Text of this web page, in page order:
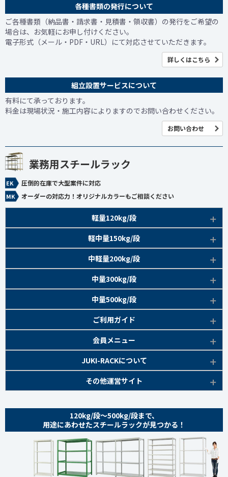
各種書類の発行について
ご各種書類（納品書・請求書・見積書・領収書）の発行をご希望の
場合は、お気軽にお申し付けください。
電子形式（メール・PDF・URL）にて対応させていただきます。
詳しくはこちら
組立設置サービスについて
有料にて承っております。
料金は現場状況・施工内容によりますのでお問い合わせください。
お問い合わせ
業務用スチールラック
圧倒的在庫で大型案件に対応
オーダーの対応力！オリジナルカラーもご相談ください
軽量120kg/段
アイボリー、グレー
EK120kg/段アングルボルト 特長
EK120kg/段アングルセミボルト 特長
新セミボルト 特長
組み立て方
オプション部材
追加棚板セット
スチールパネル
スチールパネル 組み立て方
耐震用金具・その他
軽中量150kg/段
軽中量150kg/段 商品一覧
部材仕様図
金網 ※準備中
スチールパネル ※準備中
耐震用金具・その他
coming soon
中軽量200kg/段
EK200kg/段 商品一覧
部材仕様図
スチールパネル
耐震用金具・その他
ベースキャスター
中量300kg/段
アイボリー・グリーン
EK300kg/段 商品一覧
部材仕様図
金網
スチールパネル
耐震用金具・その他
中量500kg/段
アイボリー・グリーン
EK500kg/段 商品一覧
部材仕様図
オプション部材
追加棚板セット
スチールパネル
ご利用ガイド
検索システムの使い方
ご利用ガイド
各種書類発行
会員メニュー
お気に入り一覧
マイページ
JUKI-RACKについて
サイトマップ
お問い合わせ
プライバシーポリシー
特定商取引法に基づく表記
その他運営サイト
120kg/段～500kg/段まで、
用途にあわせたスチールラックが見つかる！